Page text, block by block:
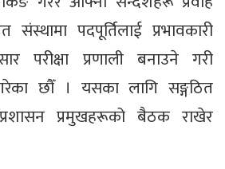
पदपूर्तिलाई प्रभावकारी
परीक्षा प्रणाली बनाउने गरी
गरेका छौँ । यसका लागि सङ्गठित
प्रमुखहरूको बैठक राखेर